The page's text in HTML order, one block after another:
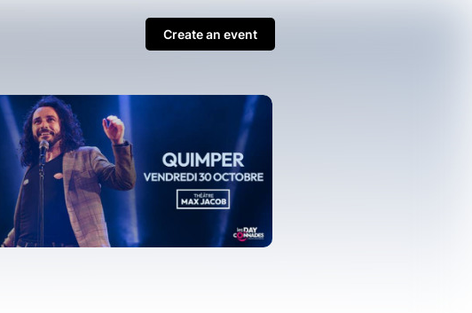
Create an event